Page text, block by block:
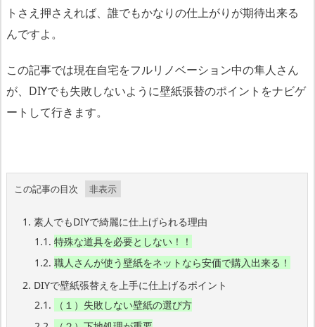
トさえ押さえれば、誰でもかなりの仕上がりが期待出来る
んですよ。
この記事では現在自宅をフルリノベーション中の隼人さん
が、DIYでも失敗しないように壁紙張替のポイントをナビゲ
ートして行きます。
この記事の目次
1. 素人でもDIYで綺麗に仕上げられる理由
1.1. 特殊な道具を必要としない！！
1.2. 職人さんが使う壁紙をネットなら安価で購入出来る！
2. DIYで壁紙張替えを上手に仕上げるポイント
2.1.
（１）失敗しない壁紙の選び方